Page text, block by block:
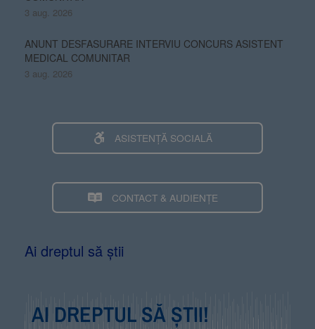
3 aug. 2026
ANUNT DESFASURARE INTERVIU CONCURS ASISTENT
MEDICAL COMUNITAR
3 aug. 2026
ASISTENȚĂ SOCIALĂ
CONTACT & AUDIENȚE
Ai dreptul să știi
AI DREPTUL SĂ ȘTII!